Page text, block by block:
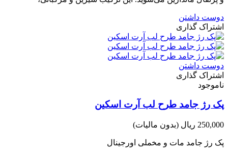
دوست داشتن
اشتراک گذاری
دوست داشتن
اشتراک گذاری
ناموجود
پک رژ جامد طرح لب آرت اسکین
250,000 ریال (بدون مالیات)
پک رژ جامد مات و مخملی اورجینال